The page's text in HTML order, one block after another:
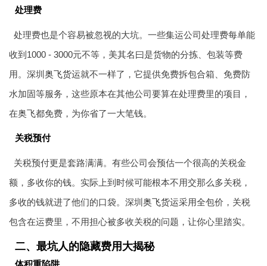
处理费
处理费也是个容易被忽视的大坑。一些集运公司处理费每单能
收到1000 - 3000元不等，美其名曰是货物的分拣、包装等费
用。深圳 奥飞货运就不一样了，它提供免费拆包合箱、免费防
水加固等服务，这些原本在其他公司要算在处理费里的项目，
在奥飞都免费，为你省了一大笔钱。
关税预付
关税预付更是套路满满。有些公司会预估一个很高的关税金
额，多收你的钱。实际上到时候可能根本不用交那么多关税，
多收的钱就进了他们的口袋。深圳 奥飞货运采用全包价，关税
包含在运费里，不用担心被多收关税的问题，让你心里踏实。
二、最坑人的隐藏费用大揭秘
体积重陷阱